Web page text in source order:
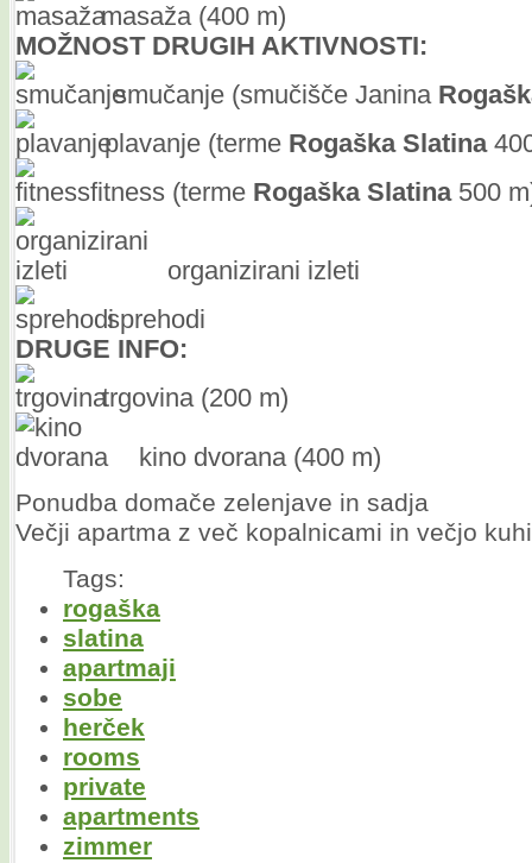
masaža (400 m)
MOŽNOST DRUGIH AKTIVNOSTI:
smučanje (smučišče Janina
plavanje (terme Rogaška Slatina
fitness (terme Rogaška Slatina500
organizirani izleti
sprehodi
DRUGE INFO:
trgovina (200 m)
kino dvorana (400 m)
Ponudba domače zelenjave in sadja
Večji apartma z več kopalnicami in večjo
Tags:
rogaška
slatina
apartmaji
sobe
herček
rooms
private
apartments
zimmer